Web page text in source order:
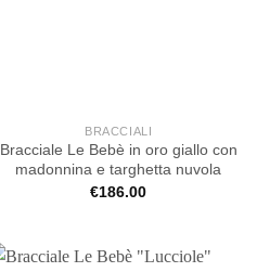
BRACCIALI
Bracciale Le Bebè in oro giallo con
madonnina e targhetta nuvola
€186.00